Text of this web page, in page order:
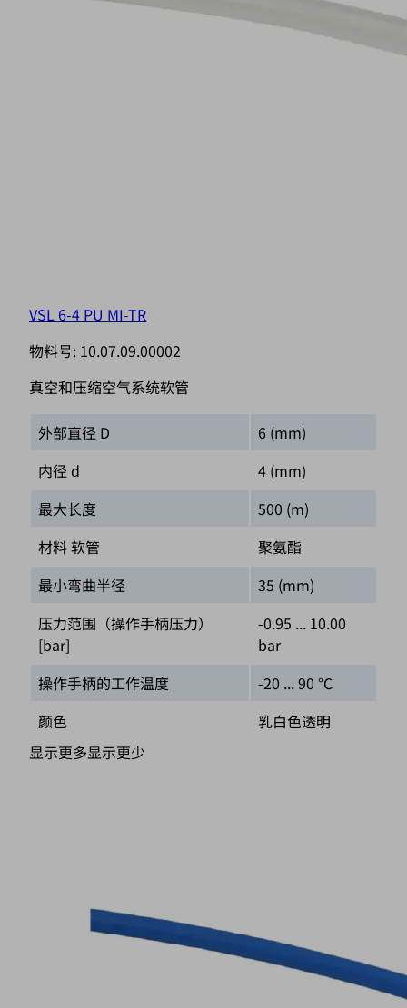
VSL 6-4 PU MI-TR
物料号: 10.07.09.00002
真空和压缩空气系统软管
外部直径 D
6 (mm)
内径 d
4 (mm)
最大长度
500 (m)
材料 软管
聚氨酯
最小弯曲半径
35 (mm)
压力范围（操作手柄压力）
[bar]
-0.95 ... 10.00
bar
操作手柄的工作温度
-20 ... 90 °C
颜色
乳白色透明
显示更多显示更少